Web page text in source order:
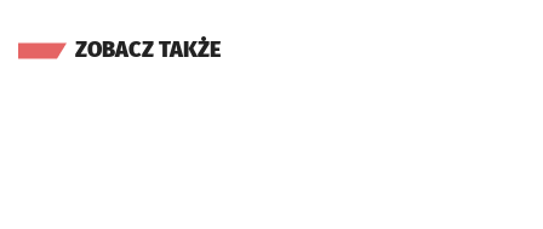
ZOBACZ TAKŻE